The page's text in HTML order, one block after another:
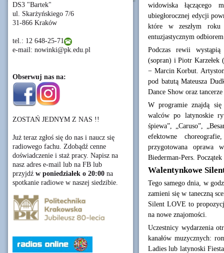
DS3 "Bartek"
ul. Skarżyńskiego 7/6
31-866 Kraków
tel.: 12 648-25-71
e-mail: nowinki@pk.edu.pl
Obserwuj nas na:
ZOSTAŃ JEDNYM Z NAS !!
Już teraz zgłoś się do nas i naucz się
radiowego fachu. Zdobądź cenne
doświadczenie i staż pracy. Napisz na
nasz adres e-mail lub na FB lub
przyjdź w poniedziałek o 20:00 na
spotkanie radiowe w naszej siedzibie.
widowiska łączącego
ubiegłorocznej edycji
które w zeszłym roku
entuzjastycznym
Podczas rewii
(sopran) i Piotr Karzełek
− Marcin Korbut.
pod batutą Mateusza
Dance Show oraz
W programie znajdą
walców po latynoskie
śpiewa”, „Caruso”,
efektowne
przygotowana oprawa
Biederman-Pers.
Walentynkowe
Tego samego dnia, w
zamieni się w taneczną
Silent LOVE to
na nowe znajomości.
Uczestnicy wydarzenia
kanałów muzycznych:
Ladies lub latynoski